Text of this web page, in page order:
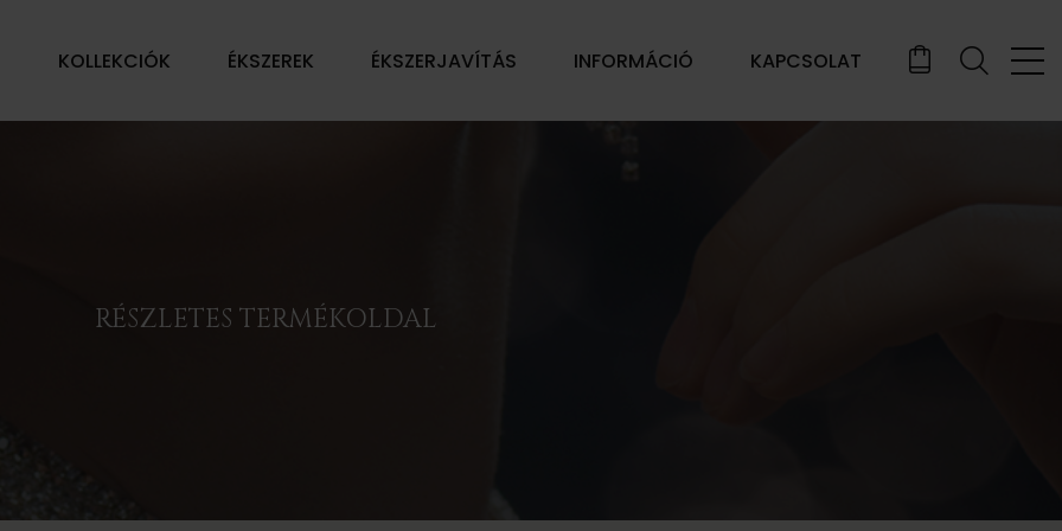
KOLLEKCIÓK ÉKSZEREK ÉKSZERJAVÍTÁS INFORMÁCIÓ KAPCSOLAT
RÉSZLETES TERMÉKOLDAL